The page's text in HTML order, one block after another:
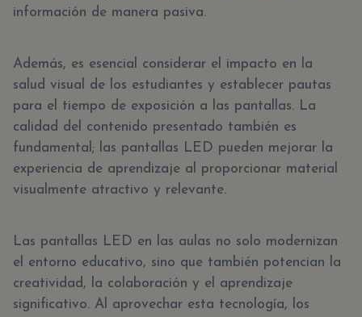
información de manera pasiva.
Además, es esencial considerar el impacto en la
salud visual de los estudiantes y establecer pautas
para el tiempo de exposición a las pantallas. La
calidad del contenido presentado también es
fundamental; las pantallas LED pueden mejorar la
experiencia de aprendizaje al proporcionar material
visualmente atractivo y relevante.
Las pantallas LED en las aulas no solo modernizan
el entorno educativo, sino que también potencian la
creatividad, la colaboración y el aprendizaje
significativo. Al aprovechar esta tecnología, los